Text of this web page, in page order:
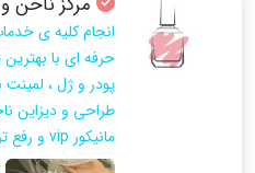
انجام کلیه ی
حرفه ای با بهترین
پودر و ژل ،
طراحی و دیزاین
مانیکور vip و رفع ترک ...